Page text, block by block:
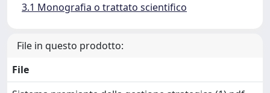
3.1 Monografia o trattato scientifico
File in questo prodotto:
File